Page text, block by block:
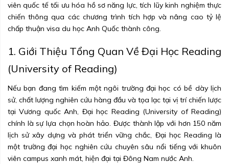
viên quốc tế tối ưu hóa hồ sơ năng lực, tích lũy kinh nghiệm thực
chiến thông qua các chương trình tích hợp và nâng cao tỷ lệ
chấp thuận visa du học Anh Quốc thành công.
1. Giới Thiệu Tổng Quan Về Đại Học Reading
(University of Reading)
Nếu bạn đang tìm kiếm một ngôi trường đại học có bề dày lịch
sử, chất lượng nghiên cứu hàng đầu và tọa lạc tại vị trí chiến lược
tại Vương quốc Anh, Đại học Reading (University of Reading)
chính là sự lựa chọn hoàn hảo. Được thành lập với hơn 150 năm
lịch sử xây dựng và phát triển vững chắc, Đại học Reading là
một trường đại học nghiên cứu chuyên sâu nổi tiếng với khuôn
viên campus xanh mát, hiện đại tại Đông Nam nước Anh.